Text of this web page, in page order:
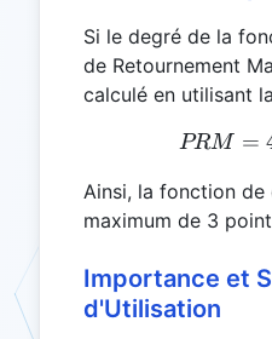
Si le degré de la
de Retournement
calculé en utilisant
PRM =
Ainsi, la fonction de
maximum de 3
Importance et
d'Utilisation